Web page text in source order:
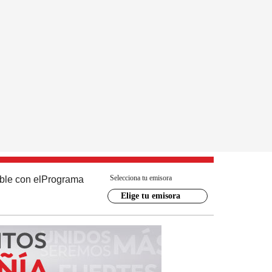
con el Programa Selecciona tu emisora
Elige tu emisora